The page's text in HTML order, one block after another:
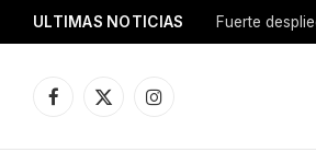
ULTIMAS NOTICIAS
Facebook
X
Instagram